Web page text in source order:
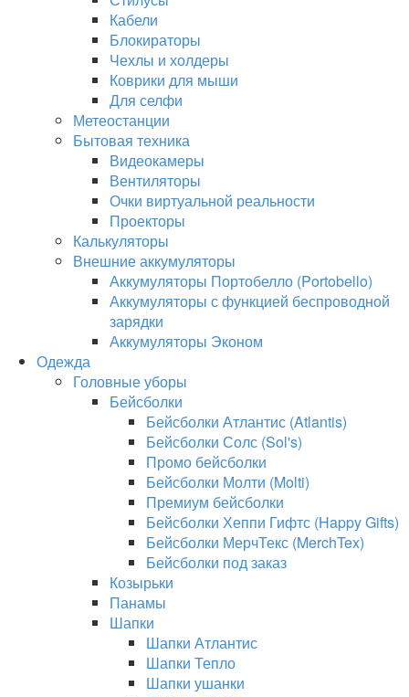
Кабели
Блокираторы
Чехлы и холдеры
Коврики для мыши
Для селфи
Метеостанции
Бытовая техника
Видеокамеры
Вентиляторы
Очки виртуальной реальности
Проекторы
Калькуляторы
Внешние аккумуляторы
Аккумуляторы Портобелло (Portobello)
Аккумуляторы с функцией беспроводной
зарядки
Аккумуляторы Эконом
Одежда
Головные уборы
Бейсболки
Бейсболки Атлантис (Atlantis)
Бейсболки Солс (Sol's)
Промо бейсболки
Бейсболки Молти (Molti)
Премиум бейсболки
Бейсболки Хеппи Гифтс (Happy Gifts)
Бейсболки МерчТекс (MerchTex)
Бейсболки под заказ
Козырьки
Панамы
Шапки
Шапки Атлантис
Шапки Тепло
Шапки ушанки